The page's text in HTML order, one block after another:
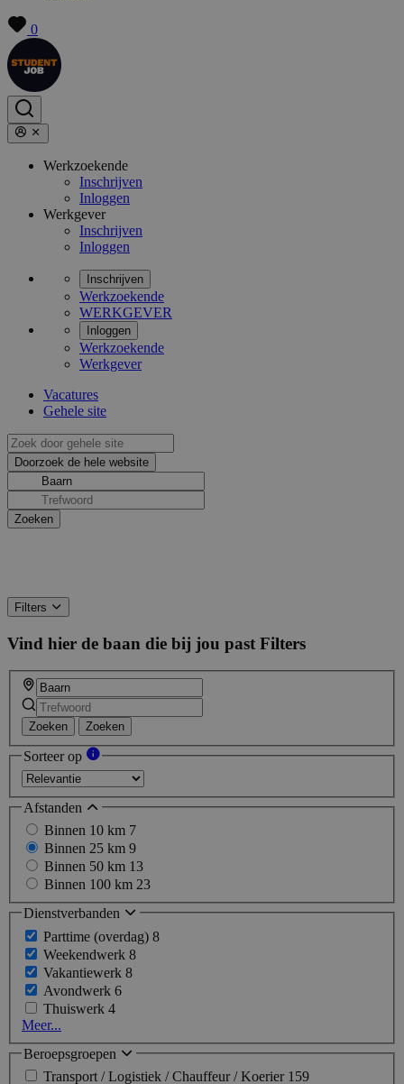
0
Werkzoekende
Inschrijven
Inloggen
Werkgever
Inschrijven
Inloggen
Inschrijven
Werkzoekende
WERKGEVER
Inloggen
Werkzoekende
Werkgever
Vacatures
Gehele site
Filters
Vind hier de baan die bij jou past Filters
Zoeken Zoeken
Sorteer op
Afstanden
Binnen 10 km 7
Binnen 25 km 9
Binnen 50 km 13
Binnen 100 km 23
Dienstverbanden
Parttime (overdag) 8
Weekendwerk 8
Vakantiewerk 8
Avondwerk 6
Thuiswerk 4
Meer...
Beroepsgroepen
Transport / Logistiek / Chauffeur / Koerier 159